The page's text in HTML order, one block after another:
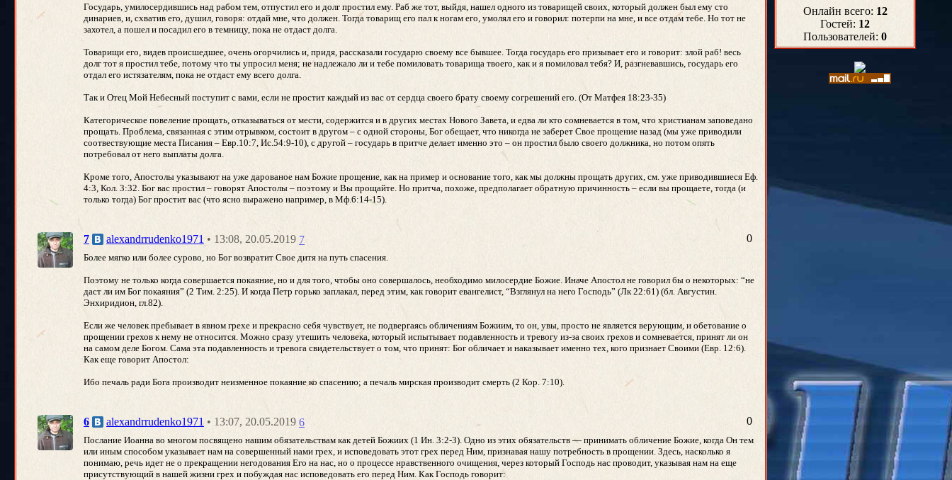
Государь, умилосердившись над рабом тем, отпустил его и долг простил ему. Раб же тот, выйдя, нашел одного из товарищей своих, который должен был ему сто
динариев, и, схватив его, душил, говоря: отдай мне, что должен. Тогда товарищ его пал к ногам его, умолял его и говорил: потерпи на мне, и все отдам тебе. Но тот не
захотел, а пошел и посадил его в темницу, пока не отдаст долга.
Товарищи его, видев происшедшее, очень огорчились и, придя, рассказали государю своему все бывшее. Тогда государь его призывает его и говорит: злой раб! весь
долг тот я простил тебе, потому что ты упросил меня; не надлежало ли и тебе помиловать товарища твоего, как и я помиловал тебя? И, разгневавшись, государь его
отдал его истязателям, пока не отдаст ему всего долга.
Так и Отец Мой Небесный поступит с вами, если не простит каждый из вас от сердца своего брату своему согрешений его. (От Матфея 18:23-35)
Категорическое повеление прощать, отказываться от мести, содержится и в других местах Нового Завета, и едва ли кто сомневается в том, что христианам заповедано
прощать. Проблема, связанная с этим отрывком, состоит в другом – с одной стороны, Бог обещает, что никогда не заберет Свое прощение назад (мы уже приводили
соотвествующие места Писания – Евр.10:7, Ис.54:9-10), с другой – государь в притче делает именно это – он простил было своего должника, но потом опять
потребовал от него выплаты долга.
Кроме того, Апостолы указывают на уже дарованое нам Божие прощение, как на пример и основание того, как мы должны прощать других, см. уже приводившиеся Еф.
4:3, Кол. 3:32. Бог вас простил – говорят Апостолы – поэтому и Вы прощайте. Но притча, похоже, предполагает обратную причинность – если вы прощаете, тогда (и
только тогда) Бог простит вас (что ясно выражено например, в Мф.6:14-15).
0
7 alexandrrudenko1971 • 13:08, 20.05.2019 7
Более мягко или более сурово, но Бог возвратит Свое дитя на путь спасения.
Поэтому не только когда совершается покаяние, но и для того, чтобы оно совершалось, необходимо милосердие Божие. Иначе Апостол не говорил бы о некоторых: “не
даст ли им Бог покаяния” (2 Тим. 2:25). И когда Петр горько заплакал, перед этим, как говорит евангелист, “Взглянул на него Господь” (Лк 22:61) (бл. Августин.
Энхиридион, гл.82).
Если же человек пребывает в явном грехе и прекрасно себя чувствует, не подвергаясь обличениям Божиим, то он, увы, просто не является верующим, и обетование о
прощении грехов к нему не относится. Можно сразу утешить человека, который испытывает подавленность и тревогу из-за своих грехов и сомневается, принят ли он
на самом деле Богом. Сама эта подавленность и тревога свидетельствует о том, что принят: Бог обличает и наказывает именно тех, кого признает Своими (Евр. 12:6).
Как еще говорит Апостол:
Ибо печаль ради Бога производит неизменное покаяние ко спасению; а печаль мирская производит смерть (2 Кор. 7:10).
0
6 alexandrrudenko1971 • 13:07, 20.05.2019 6
Послание Иоанна во многом посвящено нашим обязательствам как детей Божиих (1 Ин. 3:2-3). Одно из этих обязательств — принимать обличение Божие, когда Он тем
или иным способом указывает нам на совершенный нами грех, и исповедовать этот грех перед Ним, признавая нашу потребность в прощении. Здесь, насколько я
понимаю, речь идет не о прекращении негодования Его на нас, но о процессе нравственного очищения, через который Господь нас проводит, указывая нам на еще
присутствующий в нашей жизни грех и побуждая нас исповедовать его перед Ним. Как Господь говорит:
Онлайн всего: 12
Гостей: 12
Пользователей: 0